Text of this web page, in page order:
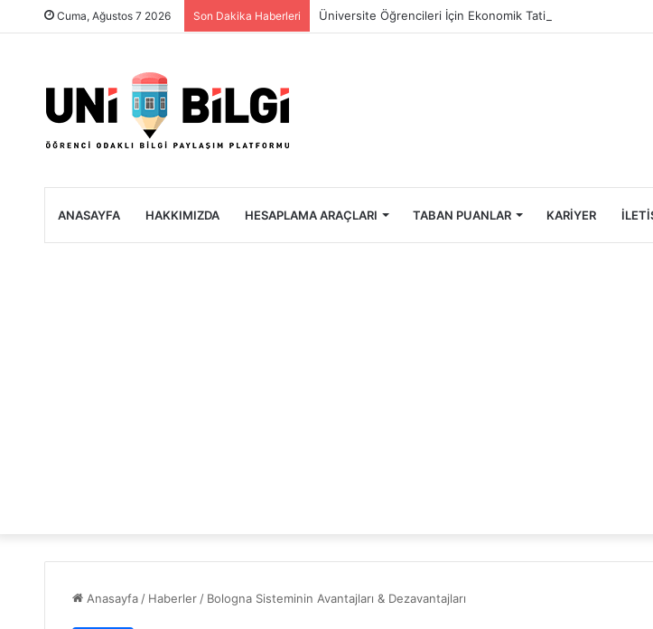
Cuma, Ağustos 7 2026 Son Dakika Haberleri Üniversite Öğrencileri İçin Ekonomik Tatil Rehberi
ANASAYFA HAKKIMIZDA HESAPLAMA ARAÇLARI TABAN PUANLAR KARIYER
Anasayfa / Haberler / Bologna Sisteminin Avantajları & Dezavantajları